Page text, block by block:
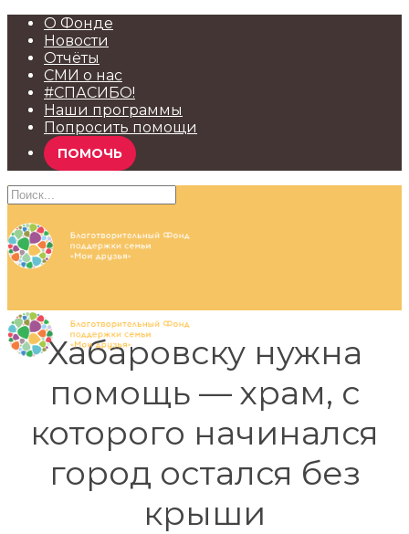
О Фонде
Новости
Отчёты
СМИ о нас
#СПАСИБО!
Наши программы
Попросить помощи
ПОМОЧЬ
Хабаровску нужна
помощь — храм, с
которого начинался
город остался без
крыши